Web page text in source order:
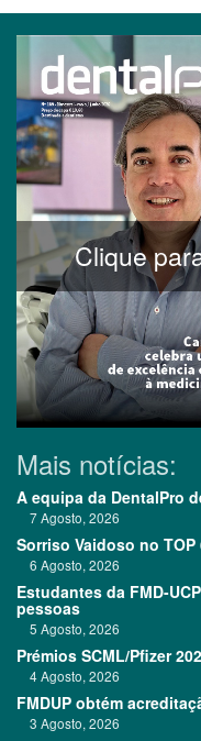
Clique
Mais notícias:
A equipa da DentalPro
7 Agosto, 2026
Sorriso Vaidoso no TOP
6 Agosto, 2026
Estudantes da FMD-
pessoas
5 Agosto, 2026
Prémios SCML/Pfizer
4 Agosto, 2026
FMDUP obtém
3 Agosto, 2026